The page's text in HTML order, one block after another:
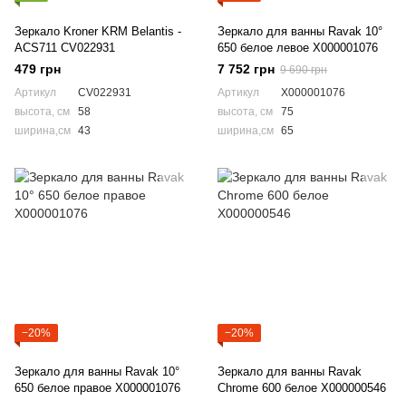
Зеркало Kroner KRM Belantis -
ACS711 CV022931
479 грн
Артикул
CV022931
высота, см
58
ширина,см 43
Зеркало для ванны Ravak 10°
650 белое левое X000001076
7 752 грн 9 690 грн
Артикул
X000001076
высота, см
75
ширина,см 65
−20%
Зеркало для ванны Ravak 10°
650 белое правое X000001076
−20%
Зеркало для ванны Ravak
Chrome 600 белое X000000546